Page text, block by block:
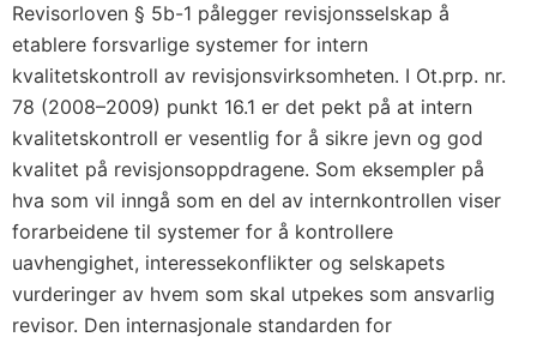
g
n
r
1
0
/
2
Revisorloven § 5b-1 pålegger revisjonsselskap å
etablere forsvarlige systemer for intern
kvalitetskontroll av revisjonsvirksomheten. I Ot.prp. nr.
78 (2008–2009) punkt 16.1 er det pekt på at intern
kvalitetskontroll er vesentlig for å sikre jevn og god
kvalitet på revisjonsoppdragene. Som eksempler på
hva som vil inngå som en del av internkontrollen viser
forarbeidene til systemer for å kontrollere
uavhengighet, interessekonflikter og selskapets
vurderinger av hvem som skal utpekes som ansvarlig
revisor. Den internasjonale standarden for